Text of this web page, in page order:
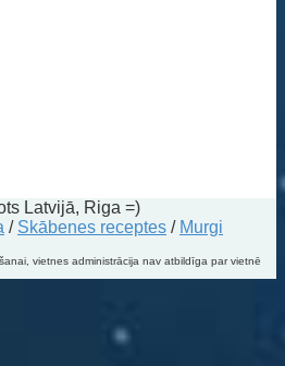
Latvijā, Riga =)
/ Skābenes receptes / Murgi
vietnes administrācija nav atbildīga par vietnē